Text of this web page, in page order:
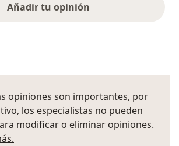
Añadir tu opinión
opiniones son importantes, por
los especialistas no pueden
modificar o eliminar opiniones.